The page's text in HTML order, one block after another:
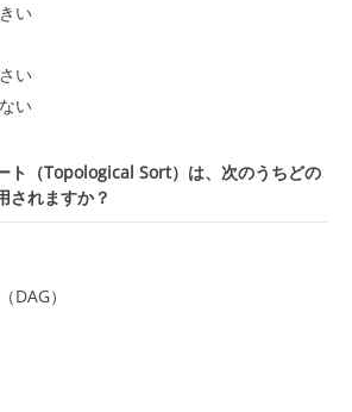
い
い
い
ト（Topological Sort）は、次のうちどの
されますか？
DAG）